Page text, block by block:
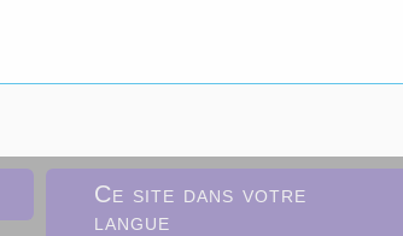
Ce site dans votre
langue